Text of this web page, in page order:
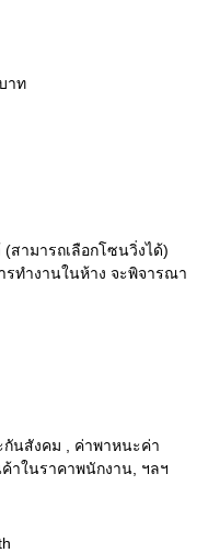
าท
สามารถเลือกโซนวิ่งได้)
ทำงานในห้าง จะพิจารณา
นสังคม , ค่าพาหนะค่า
าในราคาพนักงาน, ฯลฯ